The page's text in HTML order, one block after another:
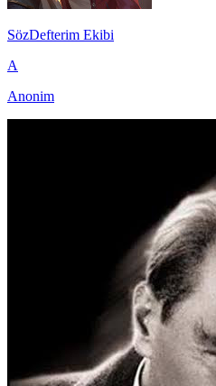
SözDefterim Ekibi
A
Anonim